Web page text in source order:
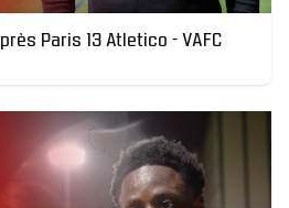
Paris 13 Atletico - VAFC